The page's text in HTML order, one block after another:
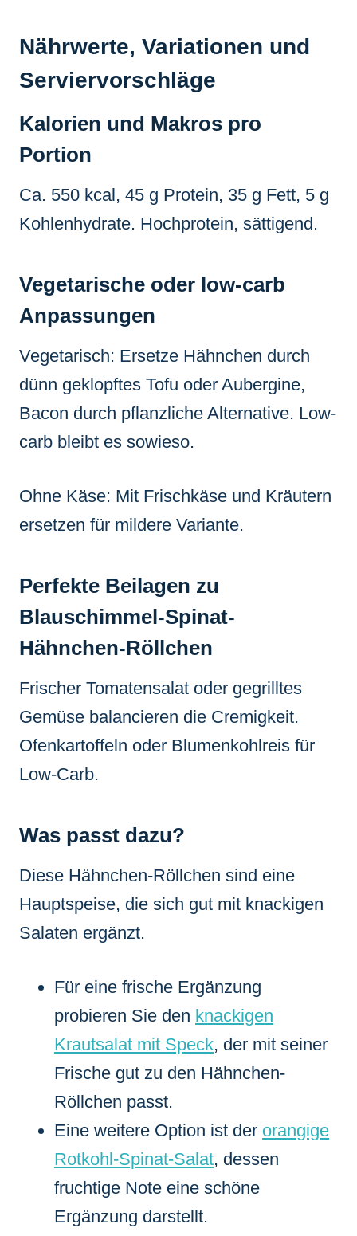
Nährwerte, Variationen und
Serviervorschläge
Kalorien und Makros pro
Portion
Ca. 550 kcal, 45 g Protein, 35 g Fett, 5 g
Kohlenhydrate. Hochprotein, sättigend.
Vegetarische oder low-carb
Anpassungen
Vegetarisch: Ersetze Hähnchen durch
dünn geklopftes Tofu oder Aubergine,
Bacon durch pflanzliche Alternative. Low-
carb bleibt es sowieso.
Ohne Käse: Mit Frischkäse und Kräutern
ersetzen für mildere Variante.
Perfekte Beilagen zu
Blauschimmel-Spinat-
Hähnchen-Röllchen
Frischer Tomatensalat oder gegrilltes
Gemüse balancieren die Cremigkeit.
Ofenkartoffeln oder Blumenkohlreis für
Low-Carb.
Was passt dazu?
Diese Hähnchen-Röllchen sind eine
Hauptspeise, die sich gut mit knackigen
Salaten ergänzt.
Für eine frische Ergänzung
probieren Sie den knackigen
Krautsalat mit Speck, der mit seiner
Frische gut zu den Hähnchen-
Röllchen passt.
Eine weitere Option ist der orangige
Rotkohl-Spinat-Salat, dessen
fruchtige Note eine schöne
Ergänzung darstellt.